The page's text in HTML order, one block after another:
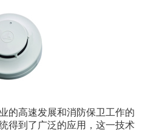
高速发展和消防保卫工作的
得到了广泛的应用，这一技术